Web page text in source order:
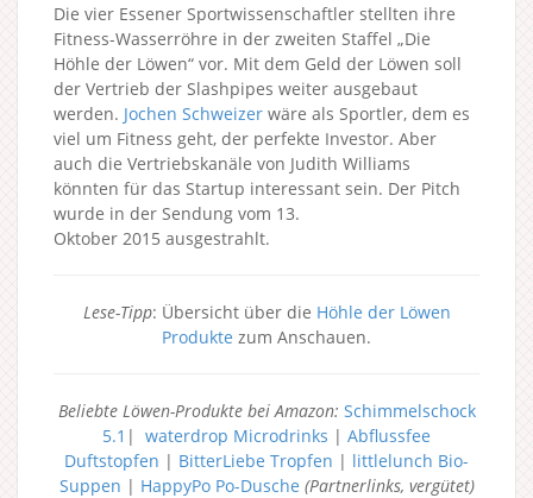
Die vier Essener Sportwissenschaftler stellten ihre
Fitness-Wasserröhre in der zweiten Staffel „Die
Höhle der Löwen“ vor. Mit dem Geld der Löwen soll
der Vertrieb der Slashpipes weiter ausgebaut
werden. Jochen Schweizer wäre als Sportler, dem es
viel um Fitness geht, der perfekte Investor. Aber
auch die Vertriebskanäle von Judith Williams
könnten für das Startup interessant sein. Der Pitch
wurde in der Sendung vom 13.
Oktober 2015 ausgestrahlt.
Lese-Tipp: Übersicht über die Höhle der Löwen
Produkte zum Anschauen.
Beliebte Löwen-Produkte bei Amazon: Schimmelschock
5.1 | waterdrop Microdrinks | Abflussfee
Duftstopfen | BitterLiebe Tropfen | littlelunch Bio-
Suppen | HappyPo Po-Dusche (Partnerlinks, vergütet)